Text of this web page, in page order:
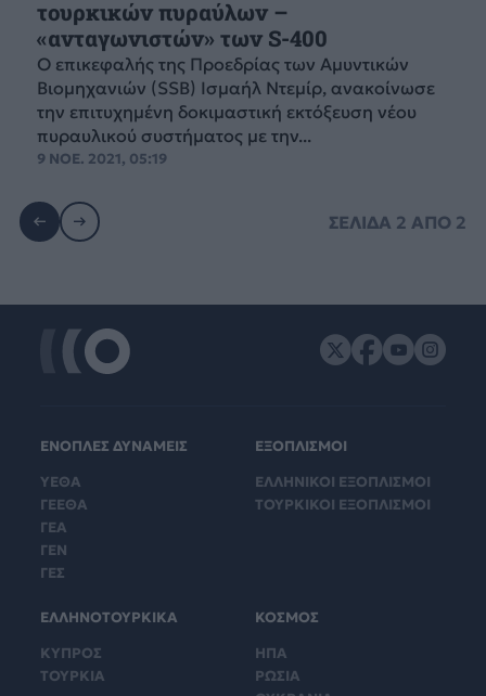
τουρκικών πυραύλων –
«ανταγωνιστών» των S-400
Ο επικεφαλής της Προεδρίας των Αμυντικών
Βιομηχανιών (SSB) Ισμαήλ Ντεμίρ, ανακοίνωσε
την επιτυχημένη δοκιμαστική εκτόξευση νέου
πυραυλικού συστήματος με την...
9 ΝΟΕ. 2021, 05:19
ΣΕΛΙΔΑ 2 ΑΠΟ 2
ΕΝΟΠΛΕΣ ΔΥΝΑΜΕΙΣ
ΥΕΘΑ
ΓΕΕΘΑ
ΓΕΑ
ΓΕΝ
ΓΕΣ
ΕΞΟΠΛΙΣΜΟΙ
ΕΛΛΗΝΙΚΟΙ ΕΞΟΠΛΙΣΜΟΙ
ΤΟΥΡΚΙΚΟΙ ΕΞΟΠΛΙΣΜΟΙ
ΕΛΛΗΝΟΤΟΥΡΚΙΚΑ
ΚΥΠΡΟΣ
ΤΟΥΡΚΙΑ
ΚΟΣΜΟΣ
ΗΠΑ
ΡΩΣΙΑ